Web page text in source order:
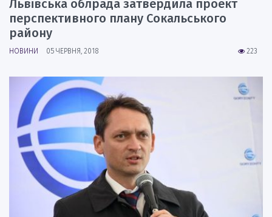
Львівська облрада затвердила проект
перспективного плану Сокальського
району
223
НОВИНИ 05 ЧЕРВНЯ, 2018